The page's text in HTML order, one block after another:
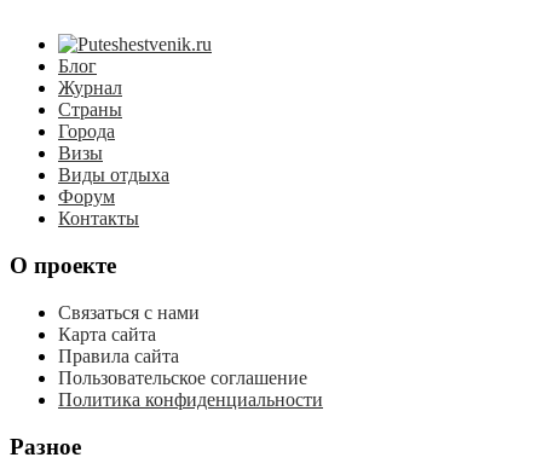
Блог
Журнал
Страны
Города
Визы
Виды отдыха
Форум
Контакты
О проекте
Связаться с нами
Карта сайта
Правила сайта
Пользовательское соглашение
Политика конфиденциальности
Разное